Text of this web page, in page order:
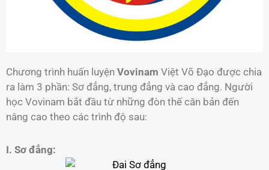
Chương trình huấn luyện Vovinam Việt Võ Đạo được chia
ra làm 3 phần: Sơ đẳng, trung đẳng và cao đẳng. Người
học Vovinam bắt đầu từ những đòn thế căn bản đến
nâng cao theo các trình độ sau:
I. Sơ đẳng: